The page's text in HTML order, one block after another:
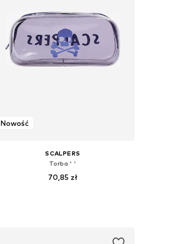
Nowość
SCALPERS
Torba ' '
70,85 zł